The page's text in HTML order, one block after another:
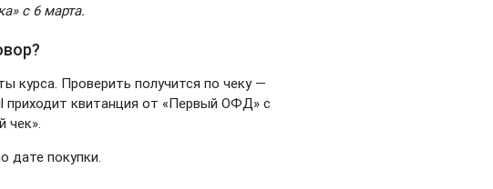
с 6 марта.
курса. Проверить получится по чеку —
приходит квитанция от «Первый ОФД» с
чек».
дате покупки.